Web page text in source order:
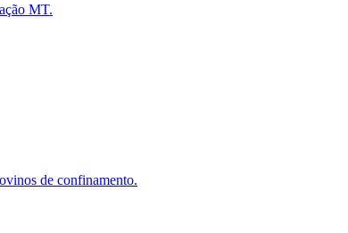
MT.
de confinamento.